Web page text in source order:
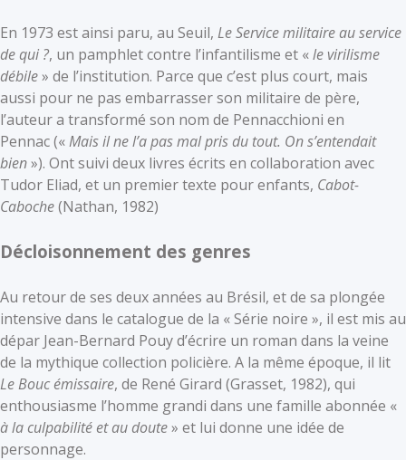
En 1973 est ainsi paru, au Seuil, Le Service militaire au service
de qui ?, un pamphlet contre l’infantilisme et «le virilisme
débile» de l’institution. Parce que c’est plus court, mais
aussi pour ne pas embarrasser son militaire de père,
l’auteur a transformé son nom de Pennacchioni en
Pennac («Mais il ne l’a pas mal pris du tout. On s’entendait
bien»). Ont suivi deux livres écrits en collaboration avec
Tudor Eliad, et un premier texte pour enfants, Cabot-
Caboche(Nathan, 1982)
Décloisonnement des genres
Au retour de ses deux années au Brésil, et de sa plongée
intensive dans le catalogue de la « Série noire », il est mis au
dépar Jean-Bernard Pouy d’écrire un roman dans la veine
de la mythique collection policière. A la même époque, il lit
Le Bouc émissaire, de René Girard (Grasset, 1982), qui
enthousiasme l’homme grandi dans une famille abonnée «
à la culpabilité et au doute» et lui donne une idée de
personnage.